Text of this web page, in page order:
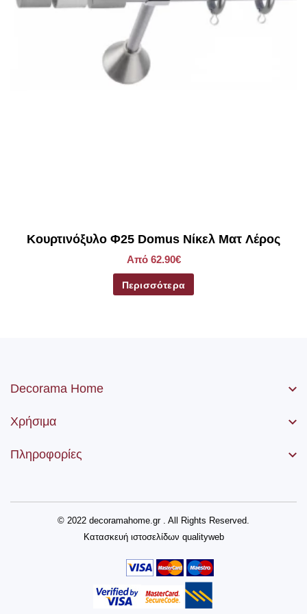
τοποθετηθεί στα 2/3 αυτής της απόστασης.
Κουρτινόξυλο Φ25 Domus Νίκελ Ματ Λέρος
Από 62.90€
Περισσότερα
Decorama Home
Χρήσιμα
Πληροφορίες
© 2022 decoramahome.gr . All Rights Reserved.
Κατασκευή ιστοσελίδων qualityweb